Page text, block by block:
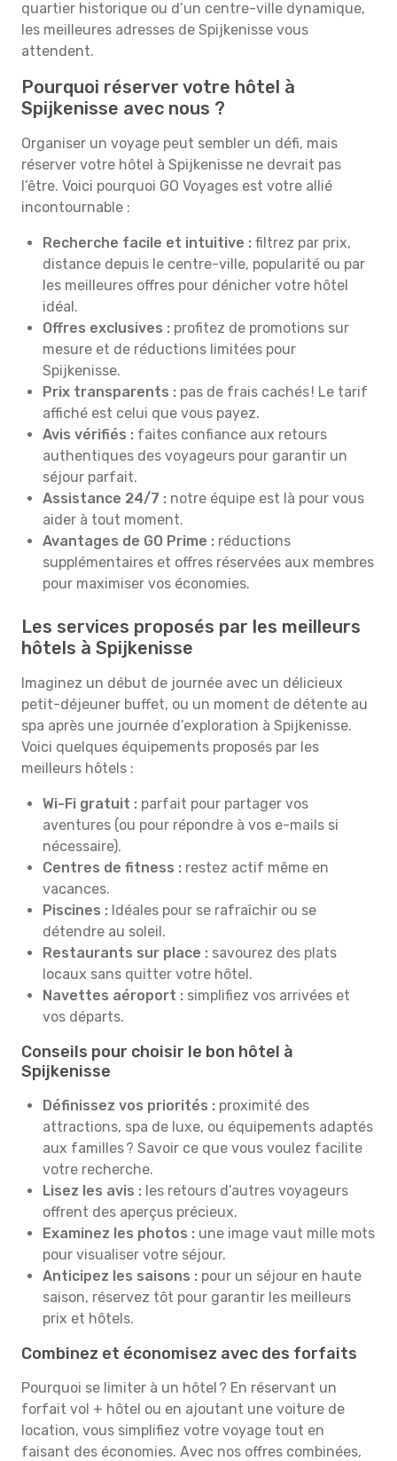
quartier historique ou d’un centre-ville dynamique,
les meilleures adresses de Spijkenisse vous
attendent.
Pourquoi réserver votre hôtel à
Spijkenisse avec nous ?
Organiser un voyage peut sembler un défi, mais
réserver votre hôtel à Spijkenisse ne devrait pas
l’être. Voici pourquoi GO Voyages est votre allié
incontournable :
Recherche facile et intuitive : filtrez par prix,
distance depuis le centre-ville, popularité ou par
les meilleures offres pour dénicher votre hôtel
idéal.
Offres exclusives : profitez de promotions sur
mesure et de réductions limitées pour
Spijkenisse.
Prix transparents : pas de frais cachés ! Le tarif
affiché est celui que vous payez.
Avis vérifiés : faites confiance aux retours
authentiques des voyageurs pour garantir un
séjour parfait.
Assistance 24/7 : notre équipe est là pour vous
aider à tout moment.
Avantages de GO Prime : réductions
supplémentaires et offres réservées aux membres
pour maximiser vos économies.
Les services proposés par les meilleurs
hôtels à Spijkenisse
Imaginez un début de journée avec un délicieux
petit-déjeuner buffet, ou un moment de détente au
spa après une journée d’exploration à Spijkenisse.
Voici quelques équipements proposés par les
meilleurs hôtels :
Wi-Fi gratuit : parfait pour partager vos
aventures (ou pour répondre à vos e-mails si
nécessaire).
Centres de fitness : restez actif même en
vacances.
Piscines : Idéales pour se rafraîchir ou se
détendre au soleil.
Restaurants sur place : savourez des plats
locaux sans quitter votre hôtel.
Navettes aéroport : simplifiez vos arrivées et
vos départs.
Conseils pour choisir le bon hôtel à
Spijkenisse
Définissez vos priorités : proximité des
attractions, spa de luxe, ou équipements adaptés
aux familles ? Savoir ce que vous voulez facilite
votre recherche.
Lisez les avis : les retours d’autres voyageurs
offrent des aperçus précieux.
Examinez les photos : une image vaut mille mots
pour visualiser votre séjour.
Anticipez les saisons : pour un séjour en haute
saison, réservez tôt pour garantir les meilleurs
prix et hôtels.
Combinez et économisez avec des forfaits
Pourquoi se limiter à un hôtel ? En réservant un
forfait vol + hôtel ou en ajoutant une voiture de
location, vous simplifiez votre voyage tout en
faisant des économies. Avec nos offres combinées,